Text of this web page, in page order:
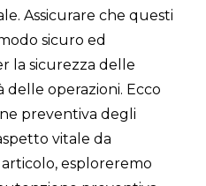
Assicurare che questi
sicuro ed
la sicurezza delle
operazioni. Ecco
preventiva degli
vitale da
esploreremo